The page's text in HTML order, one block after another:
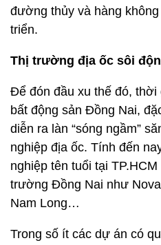
đường thủy và hàng
triển.
Thị trường địa ốc sôi
Để đón đầu xu thế đó,
bất động sản Đồng Nai,
diễn ra làn “sóng ngầm”
nghiệp địa ốc. Tính đến
nghiệp tên tuổi tại
trường Đồng Nai như
Nam Long…
Trong số ít các dự án có